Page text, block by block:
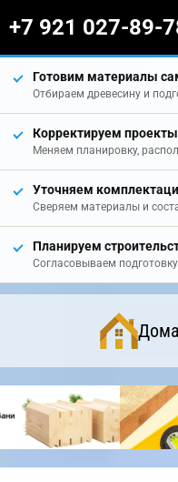
+7 921 027-89-
Готовим материалы
Отбираем древесину и
Корректируем проекты
Меняем планировку,
Уточняем
Сверяем материалы и
Планируем
Согласовываем